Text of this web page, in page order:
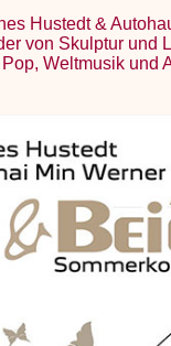
Hustedt &
von Skulptur und
Weltmusik und